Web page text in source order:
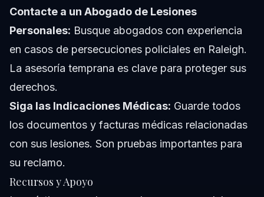
Contacte a un Abogado de Lesiones
Personales: Busque abogados con experiencia
en casos de persecuciones policiales en Raleigh.
La asesoría temprana es clave para proteger sus
derechos.
Siga las Indicaciones Médicas: Guarde todos
los documentos y facturas médicas relacionadas
con sus lesiones. Son pruebas importantes para
su reclamo.
Recursos y Apoyo